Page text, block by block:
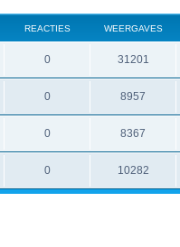
REACTIES WEERGAVES
0 31201
0 8957
0 8367
0 10282